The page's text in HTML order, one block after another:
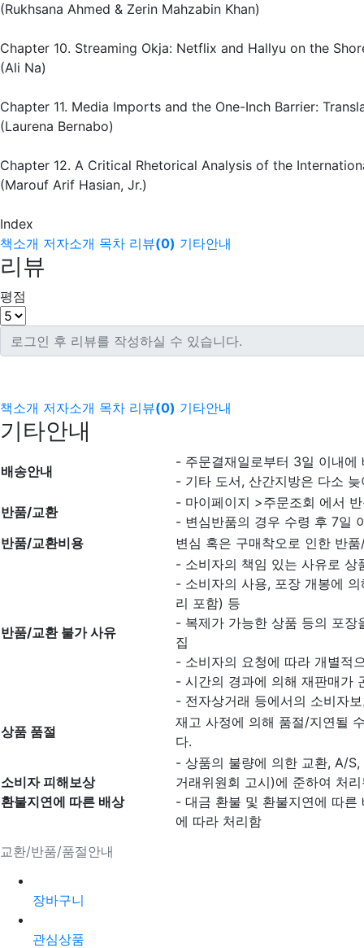
(Rukhsana Ahmed & Zerin Mahzabin Khan)
Chapter 10. Streaming Okja: Netflix and Hallyu on the
(Ali Na)
Chapter 11. Media Imports and the One-Inch Barrier:
(Laurena Bernabo)
Chapter 12. A Critical Rhetorical Analysis of the
(Marouf Arif Hasian, Jr.)
Index
책소개 저자소개 목차 리뷰(0) 기타안내
리뷰
평점
책소개 저자소개 목차 리뷰(0) 기타안내
기타안내
교환/반품/품절안내
배송안내
- 주문결재일로부터 3일 이내에
- 기타 도서, 산간지방은 다소
반품/교환
- 마이페이지 >주문조회 에서
- 변심반품의 경우 수령 후 7일
반품/교환비용
변심 혹은 구매착오로 인한 반
반품/교환 불가 사유
- 소비자의 책임 있는 사유로
- 소비자의 사용, 포장 개봉에
리 포함) 등
- 복제가 가능한 상품 등의 포장
집
- 소비자의 요청에 따라 개별적
- 시간의 경과에 의해 재판매가
- 전자상거래 등에서의 소비자
상품 품절
재고 사정에 의해 품절/지연될
다.
소비자 피해보상
환불지연에 따른 배상
- 상품의 불량에 의한 교환, A/
거래위원회 고시)에 준하여 처
- 대금 환불 및 환불지연에 따른
에 따라 처리함
장바구니
관심상품